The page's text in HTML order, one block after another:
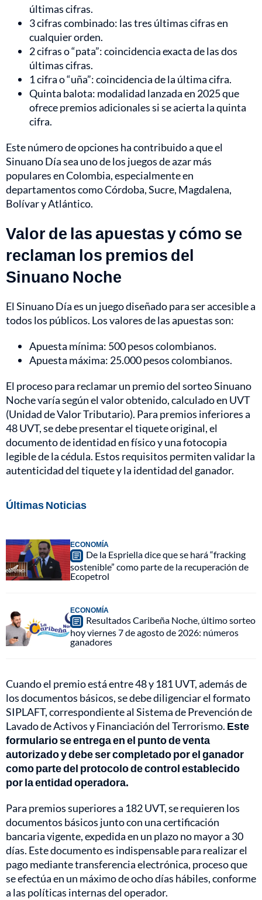
últimas cifras.
3 cifras combinado: las tres últimas cifras en
cualquier orden.
2 cifras o “pata”: coincidencia exacta de las dos
últimas cifras.
1 cifra o “uña”: coincidencia de la última cifra.
Quinta balota: modalidad lanzada en 2025 que
ofrece premios adicionales si se acierta la quinta
cifra.
Este número de opciones ha contribuido a que el
Sinuano Día sea uno de los juegos de azar más
populares en Colombia, especialmente en
departamentos como Córdoba, Sucre, Magdalena,
Bolívar y Atlántico.
Valor de las apuestas y cómo se
reclaman los premios del
Sinuano Noche
El Sinuano Día es un juego diseñado para ser accesible a
todos los públicos. Los valores de las apuestas son:
Apuesta mínima: 500 pesos colombianos.
Apuesta máxima: 25.000 pesos colombianos.
El proceso para reclamar un premio del sorteo Sinuano
Noche varía según el valor obtenido, calculado en UVT
(Unidad de Valor Tributario). Para premios inferiores a
48 UVT, se debe presentar el tiquete original, el
documento de identidad en físico y una fotocopia
legible de la cédula. Estos requisitos permiten validar la
autenticidad del tiquete y la identidad del ganador.
Últimas Noticias
ECONOMÍA
De la Espriella dice que se hará “fracking
sostenible” como parte de la recuperación de
Ecopetrol
ECONOMÍA
Resultados Caribeña Noche, último sorteo
hoy viernes 7 de agosto de 2026: números
ganadores
Cuando el premio está entre 48 y 181 UVT, además de
los documentos básicos, se debe diligenciar el formato
SIPLAFT, correspondiente al Sistema de Prevención de
Lavado de Activos y Financiación del Terrorismo. Este
formulario se entrega en el punto de venta
autorizado y debe ser completado por el ganador
como parte del protocolo de control establecido
por la entidad operadora.
Para premios superiores a 182 UVT, se requieren los
documentos básicos junto con una certificación
bancaria vigente, expedida en un plazo no mayor a 30
días. Este documento es indispensable para realizar el
pago mediante transferencia electrónica, proceso que
se efectúa en un máximo de ocho días hábiles, conforme
a las políticas internas del operador.